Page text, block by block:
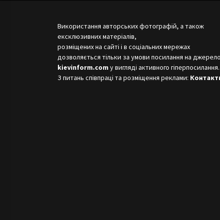
Використання авторських фотографій, а також
ексклюзивних матеріалів,
розміщених на сайті і в соціальних мережах
дозволяється тільки за умови посилання на
kievinform.com у вигляді активного гіперпосилання.
З питань співпраці та розміщення реклами: